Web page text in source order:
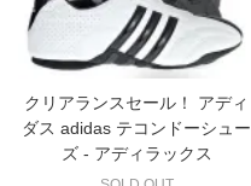
クリアランスセール！ アディ
ダス adidas テコンドーシュー
ズ - アディラックス